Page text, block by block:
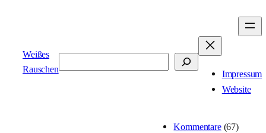
Weißes
Rauschen
Impressum
Website
Kommentare(67)